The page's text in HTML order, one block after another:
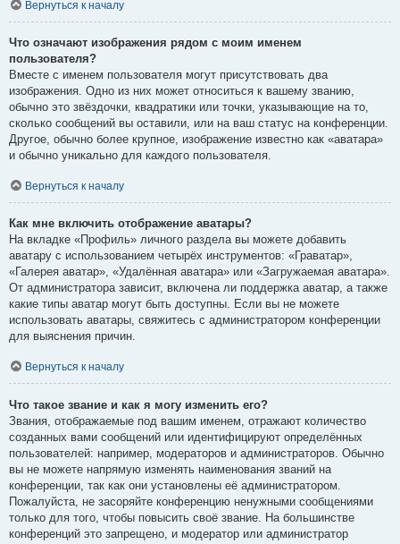
Вернуться к началу
Что означают изображения рядом с моим именем
пользователя?
Вместе с именем пользователя могут присутствовать два
изображения. Одно из них может относиться к вашему званию,
обычно это звёздочки, квадратики или точки, указывающие на то,
сколько сообщений вы оставили, или на ваш статус на конференции.
Другое, обычно более крупное, изображение известно как «аватара»
и обычно уникально для каждого пользователя.
Вернуться к началу
Как мне включить отображение аватары?
На вкладке «Профиль» личного раздела вы можете добавить
аватару с использованием четырёх инструментов: «Граватар»,
«Галерея аватар», «Удалённая аватара» или «Загружаемая аватара».
От администратора зависит, включена ли поддержка аватар, а также
какие типы аватар могут быть доступны. Если вы не можете
использовать аватары, свяжитесь с администратором конференции
для выяснения причин.
Вернуться к началу
Что такое звание и как я могу изменить его?
Звания, отображаемые под вашим именем, отражают количество
созданных вами сообщений или идентифицируют определённых
пользователей: например, модераторов и администраторов. Обычно
вы не можете напрямую изменять наименования званий на
конференции, так как они установлены её администратором.
Пожалуйста, не засоряйте конференцию ненужными сообщениями
только для того, чтобы повысить своё звание. На большинстве
конференций это запрещено, и модератор или администратор